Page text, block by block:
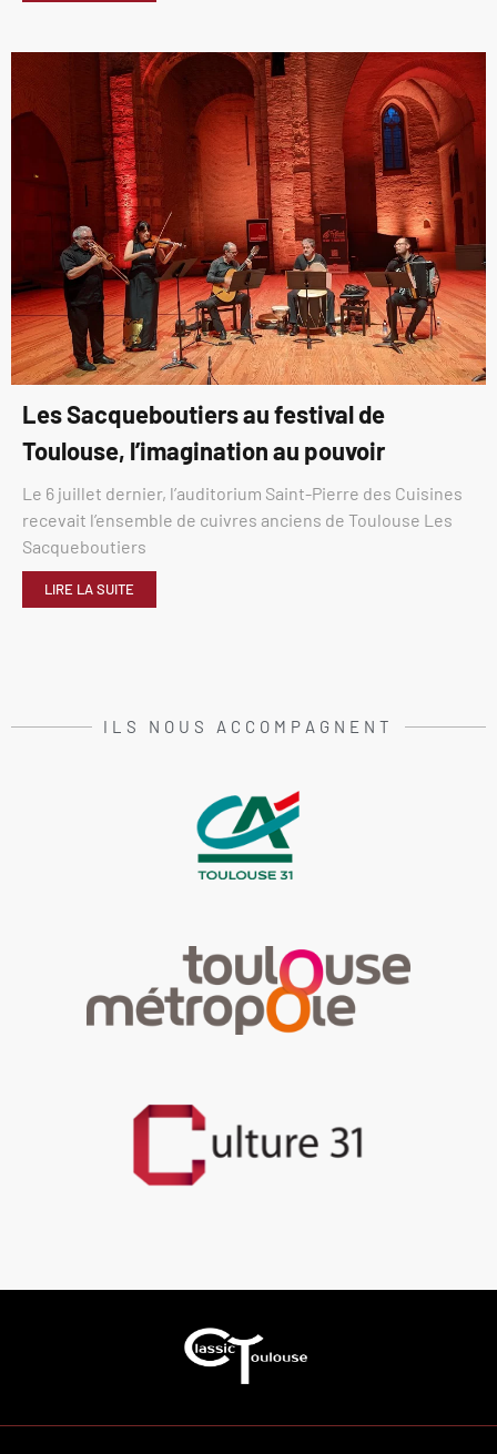
Les Sacqueboutiers au festival de
Toulouse, l’imagination au pouvoir
Le 6 juillet dernier, l’auditorium Saint-Pierre des Cuisines
recevait l’ensemble de cuivres anciens de Toulouse Les
Sacqueboutiers
LIRE LA SUITE
ILS NOUS ACCOMPAGNENT